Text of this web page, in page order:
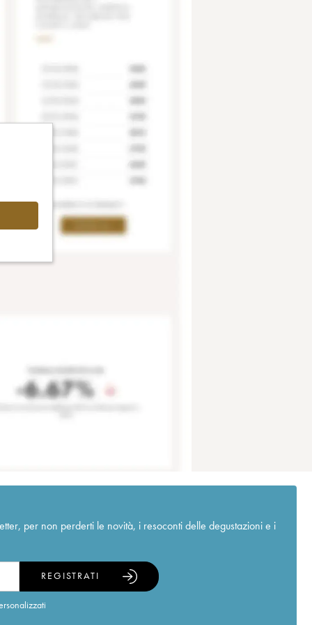
per non perderti le novità, i resoconti delle degustazioni e i
REGISTRATI